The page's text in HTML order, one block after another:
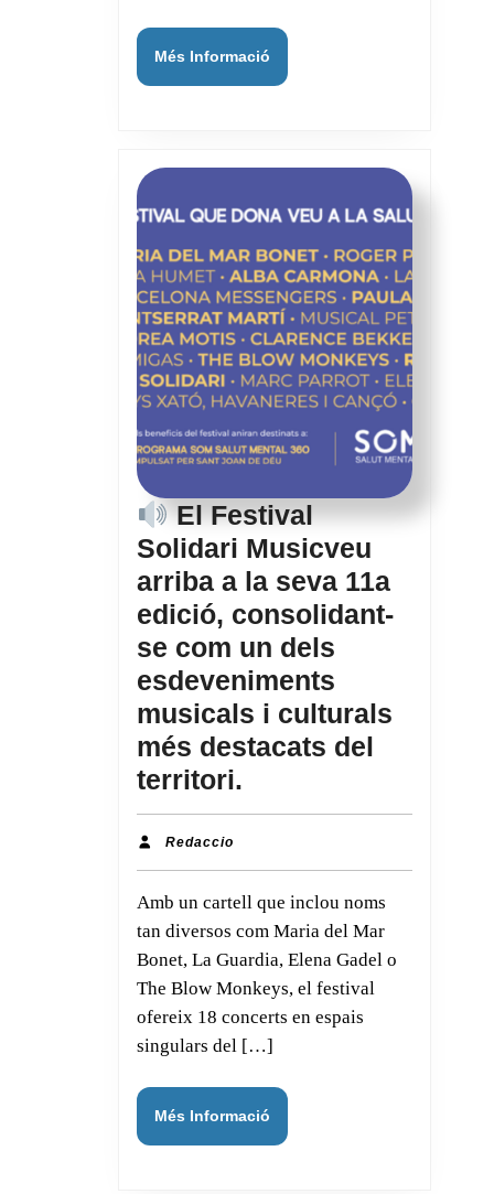
cases
annexes
al
Castell
de
Cubelles
Més Informació
Informació
El Festival
Solidari Musicveu
arriba a la seva 11a
edició, consolidant-
se com un dels
esdeveniments
musicals i culturals
més destacats del
territori.
El
Solidari
Musicveu
arriba
a
la
seva
edició,
consolidant-
Redaccio
Amb un cartell que inclou noms
tan diversos com Maria del Mar
Bonet, La Guardia, Elena Gadel o
The Blow Monkeys, el festival
ofereix 18 concerts en espais
singulars del […]
Més Informació
Informació